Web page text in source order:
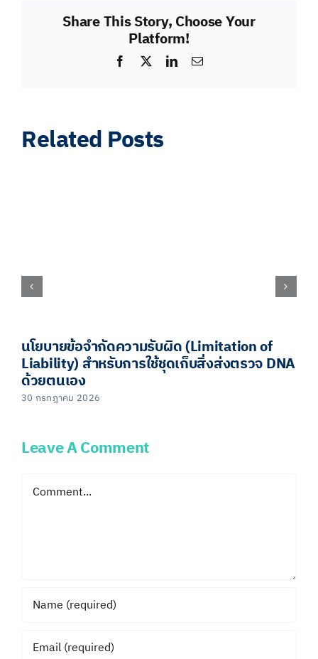
Share This Story, Choose Your
Platform!
Facebook LinkedInEmail
Related Posts
นโยบายข้อจำกัดความรับผิด (Limitation of
Liability) สำหรับการใช้ชุดเก็บสิ่งส่งตรวจ DNA
ด้วยตนเอง
30 กรกฎาคม 2026
Leave A Comment